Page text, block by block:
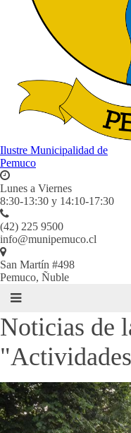
Ilustre Municipalidad de
Pemuco
Lunes a Viernes
8:30-13:30 y 14:10-17:30
(42) 225 9500
info@munipemuco.cl
San Martín #498
Pemuco, Ñuble
Noticias de